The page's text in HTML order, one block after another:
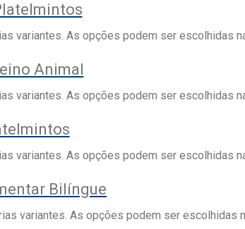
variantes. As opções podem ser escolhidas
Animal
variantes. As opções podem ser escolhidas
variantes. As opções podem ser escolhidas
Bilíngue
variantes. As opções podem ser escolhidas